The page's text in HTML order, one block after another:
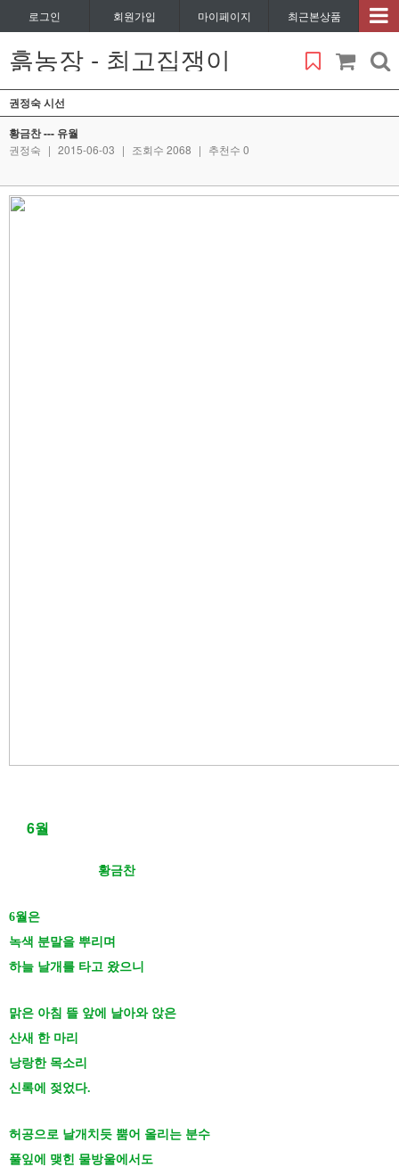
로그인 회원가입 마이페이지 최근본상품
흙농장 - 최고집쟁이
권정숙 시선
황금찬 --- 유월
권정숙 | 2015-06-03 | 조회수 2068 | 추천수 0
6월
황금찬
6월은
녹색 분말을 뿌리며
하늘 날개를 타고 왔으니
맑은 아침 뜰 앞에 날아와 앉은
산새 한 마리
낭랑한 목소리
신록에 젖었다.
허공으로 날개치듯 뿜어 올리는 분수
풀잎에 맺힌 물방울에서도